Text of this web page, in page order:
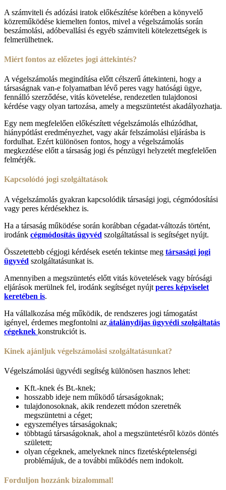
A számviteli és adózási iratok előkészítése körében a könyvelő
közreműködése kiemelten fontos, mivel a végelszámolás során
beszámolási, adóbevallási és egyéb számviteli kötelezettségek is
felmerülhetnek.
Miért fontos az előzetes jogi áttekintés?
A végelszámolás megindítása előtt célszerű áttekinteni, hogy a
társaságnak van-e folyamatban lévő peres vagy hatósági ügye,
fennálló szerződése, vitás követelése, rendezetlen tulajdonosi
kérdése vagy olyan tartozása, amely a megszüntetést akadályozhatja.
Egy nem megfelelően előkészített végelszámolás elhúzódhat,
hiánypótlást eredményezhet, vagy akár felszámolási eljárásba is
fordulhat. Ezért különösen fontos, hogy a végelszámolás
megkezdése előtt a társaság jogi és pénzügyi helyzetét megfelelően
felmérjék.
Kapcsolódó jogi szolgáltatások
A végelszámolás gyakran kapcsolódik társasági jogi, cégmódosítási
vagy peres kérdésekhez is.
Ha a társaság működése során korábban cégadat-változás történt,
irodánk cégmódosítás ügyvéd szolgáltatással is segítséget nyújt.
Összetettebb cégjogi kérdések esetén tekintse meg társasági jogi
ügyvéd szolgáltatásunkat is.
Amennyiben a megszüntetés előtt vitás követelések vagy bírósági
eljárások merülnek fel, irodánk segítséget nyújt peres képviselet
keretében is.
Ha vállalkozása még működik, de rendszeres jogi támogatást
igényel, érdemes megfontolni az átalánydíjas ügyvédi szolgáltatás
cégeknek konstrukciót is.
Kinek ajánljuk végelszámolási szolgáltatásunkat?
Végelszámolási ügyvédi segítség különösen hasznos lehet:
Kft.-knek és Bt.-knek;
hosszabb ideje nem működő társaságoknak;
tulajdonosoknak, akik rendezett módon szeretnék
megszüntetni a céget;
egyszemélyes társaságoknak;
többtagú társaságoknak, ahol a megszüntetésről közös döntés
született;
olyan cégeknek, amelyeknek nincs fizetésképtelenségi
problémájuk, de a további működés nem indokolt.
Forduljon hozzánk bizalommal!